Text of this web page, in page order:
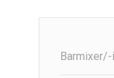
Barmixer/-